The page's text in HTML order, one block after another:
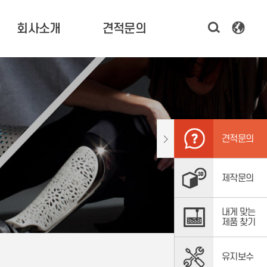
회사소개
CEO 인사말
연혁 및 비전
조직도
오시는 길
견적문의
3D 프린터 견적 문의
시제품 제작 문의
소프트웨어,
스캐너 문의
견적문의
제작문의
내게 맞는
제품 찾기
유지보수